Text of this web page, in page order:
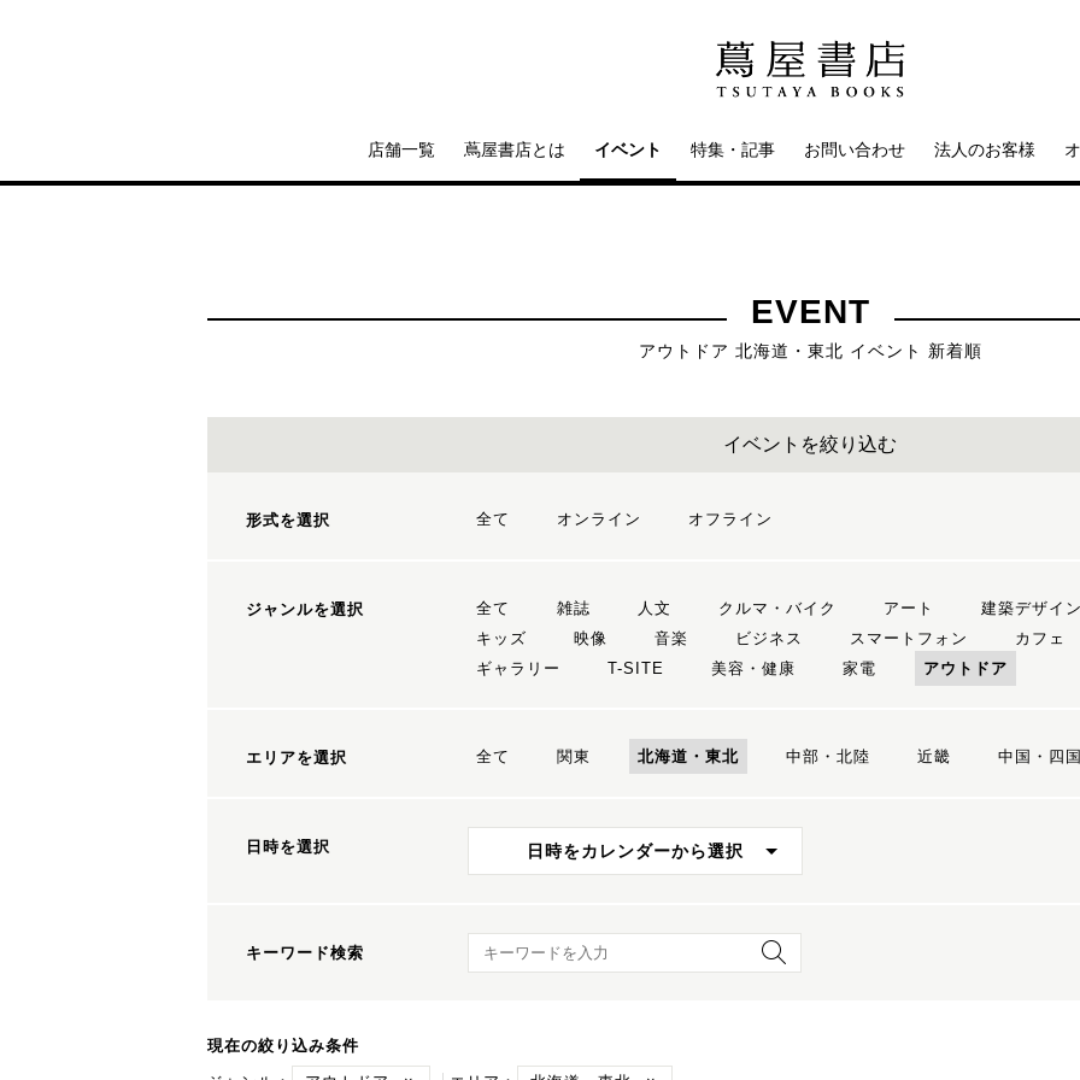
店舗一覧 蔦屋書店とは イベント 特集・記事 お問い合わせ 法人のお客様
EVENT
アウトドア 北海道・東北 イベント 新着順
イベントを絞り込む
形式を選択 全て オンライン オフライン
ジャンルを選択 全て 雑誌 人文 クルマ・バイク アート 建築デザイン
キッズ
映像 音楽 ビジネス スマートフォン カフェ
ギャラリー
T-SITE 美容・健康 家電 アウトドア
エリアを選択 全て 関東 北海道・東北 中部・北陸 近畿 中国・四国
日時を選択 日時をカレンダーから選択
キーワード検索 キーワード検索
現在の絞り込み条件